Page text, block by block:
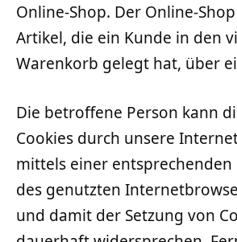
Online-Shop. Der Online-
Artikel, die ein Kunde in den
Warenkorb gelegt hat, über
Die betroffene Person kann
Cookies durch unsere
mittels einer entsprechenden
des genutzten
und damit der Setzung von